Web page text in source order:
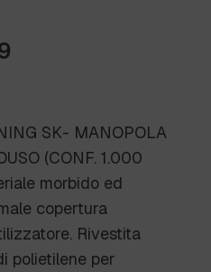
SK- MANOPOLA
(CONF. 1.000
morbido ed
copertura
Rivestita
polietilene per